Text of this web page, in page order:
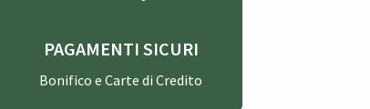
PAGAMENTI SICURI
Bonifico e Carte di Credito